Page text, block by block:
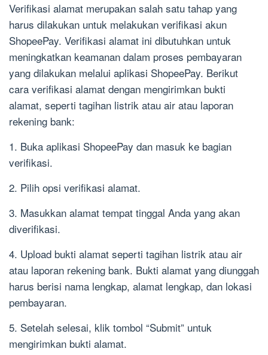
Verifikasi alamat merupakan salah satu tahap yang
harus dilakukan untuk melakukan verifikasi akun
ShopeePay. Verifikasi alamat ini dibutuhkan untuk
meningkatkan keamanan dalam proses pembayaran
yang dilakukan melalui aplikasi ShopeePay. Berikut
cara verifikasi alamat dengan mengirimkan bukti
alamat, seperti tagihan listrik atau air atau laporan
rekening bank:
1. Buka aplikasi ShopeePay dan masuk ke bagian
verifikasi.
2. Pilih opsi verifikasi alamat.
3. Masukkan alamat tempat tinggal Anda yang akan
diverifikasi.
4. Upload bukti alamat seperti tagihan listrik atau air
atau laporan rekening bank. Bukti alamat yang diunggah
harus berisi nama lengkap, alamat lengkap, dan lokasi
pembayaran.
5. Setelah selesai, klik tombol “Submit” untuk
mengirimkan bukti alamat.